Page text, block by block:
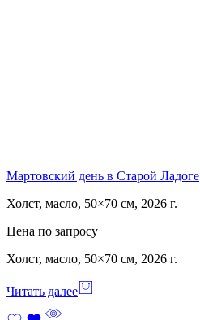
Мартовский день в Старой Ладоге
Холст, масло, 50×70 см, 2026 г.
Цена по запросу
Холст, масло, 50×70 см, 2026 г.
Читать далее